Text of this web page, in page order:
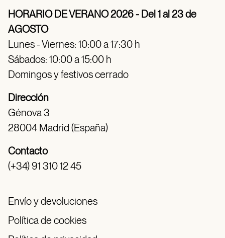
HORARIO DE VERANO 2026 - Del 1 al 23 de
AGOSTO
Lunes - Viernes: 10:00 a 17:30 h
Sábados: 10:00 a 15:00 h
Domingos y festivos cerrado
Dirección
Génova 3
28004 Madrid (España)
Contacto
(+34) 91 310 12 45
Envío y devoluciones
Política de cookies